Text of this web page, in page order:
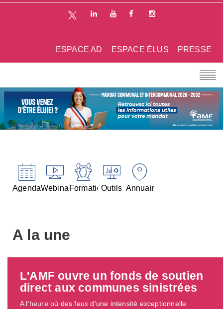
PRESSE
ESPACE ÉLUS
ESPACE AD
AgendaWebinairesFormationsOutils Annuaires
A la une
L'AMF ouvre un fonds de soutien
direct aux communes sinistrées
A l’heure où des feux d’une intensité exceptionnelle